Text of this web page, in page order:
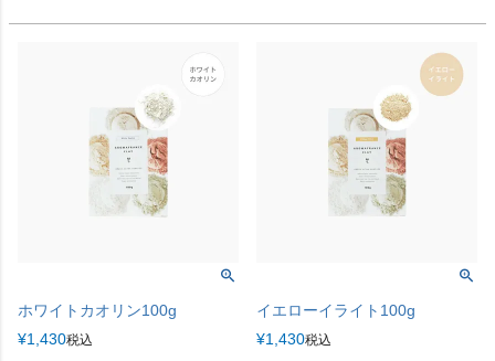
ホワイトカオリン100g
¥1,430税込
イエローイライト100g
¥1,430税込